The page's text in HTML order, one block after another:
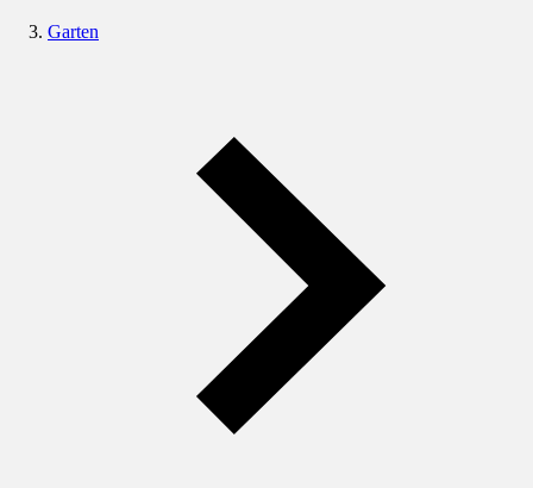
Garten